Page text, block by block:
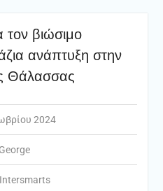
τον βιώσιμο
ανάπτυξη στην
Θάλασσας
2024
George